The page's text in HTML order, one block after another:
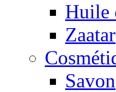
Huile
Zaatar
Savon